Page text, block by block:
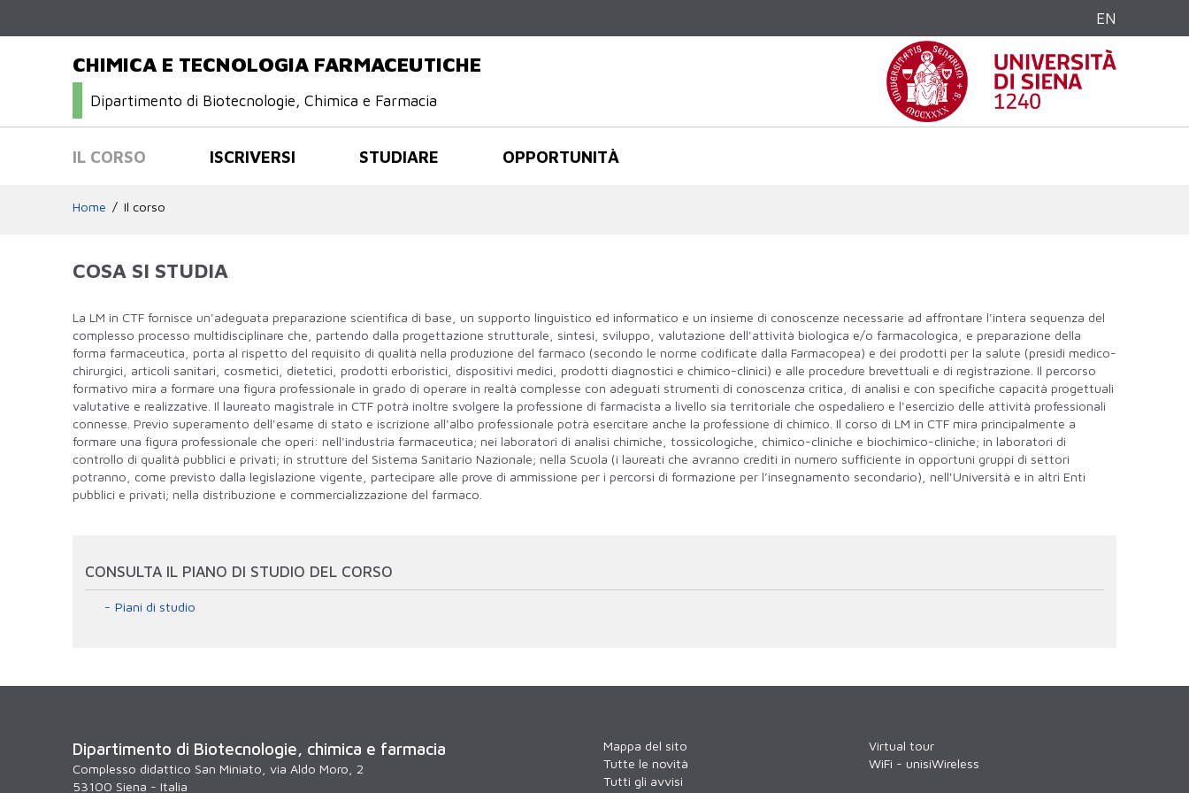
EN
CHIMICA E TECNOLOGIA FARMACEUTICHE
Dipartimento di Biotecnologie, Chimica e Farmacia
IL CORSO ISCRIVERSI STUDIARE OPPORTUNITÀ
Home Il corso
COSA SI STUDIA
La LM in CTF fornisce un'adeguata preparazione scientifica di base, un supporto linguistico ed informatico e un insieme di conoscenze necessarie ad affrontare l'intera sequenza del
complesso processo multidisciplinare che, partendo dalla progettazione strutturale, sintesi, sviluppo, valutazione dell'attività biologica e/o farmacologica, e preparazione della
forma farmaceutica, porta al rispetto del requisito di qualità nella produzione del farmaco (secondo le norme codificate dalla Farmacopea) e dei prodotti per la salute (presidi medico-
chirurgici, articoli sanitari, cosmetici, dietetici, prodotti erboristici, dispositivi medici, prodotti diagnostici e chimico-clinici) e alle procedure brevettuali e di registrazione. Il percorso
formativo mira a formare una figura professionale in grado di operare in realtà complesse con adeguati strumenti di conoscenza critica, di analisi e con specifiche capacità progettuali
valutative e realizzative. Il laureato magistrale in CTF potrà inoltre svolgere la professione di farmacista a livello sia territoriale che ospedaliero e l'esercizio delle attività professionali
connesse. Previo superamento dell'esame di stato e iscrizione all'albo professionale potrà esercitare anche la professione di chimico. Il corso di LM in CTF mira principalmente a
formare una figura professionale che operi: nell'industria farmaceutica; nei laboratori di analisi chimiche, tossicologiche, chimico-cliniche e biochimico-cliniche; in laboratori di
controllo di qualità pubblici e privati; in strutture del Sistema Sanitario Nazionale; nella Scuola (i laureati che avranno crediti in numero sufficiente in opportuni gruppi di settori
potranno, come previsto dalla legislazione vigente, partecipare alle prove di ammissione per i percorsi di formazione per l’insegnamento secondario), nell'Università e in altri Enti
pubblici e privati; nella distribuzione e commercializzazione del farmaco.
CONSULTA IL PIANO DI STUDIO DEL CORSO
Piani di studio
Dipartimento di Biotecnologie, chimica e farmacia
Complesso didattico San Miniato, via Aldo Moro, 2
53100 Siena - Italia
Mappa del sito
Tutte le novità
Tutti gli avvisi
Virtual tour
WiFi - unisiWireless